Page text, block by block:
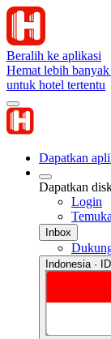
Beralih ke aplikasi
Hemat lebih
untuk hotel tertentu
Dapatkan
Dapatkan
Login
Inbox
Indonesia ·